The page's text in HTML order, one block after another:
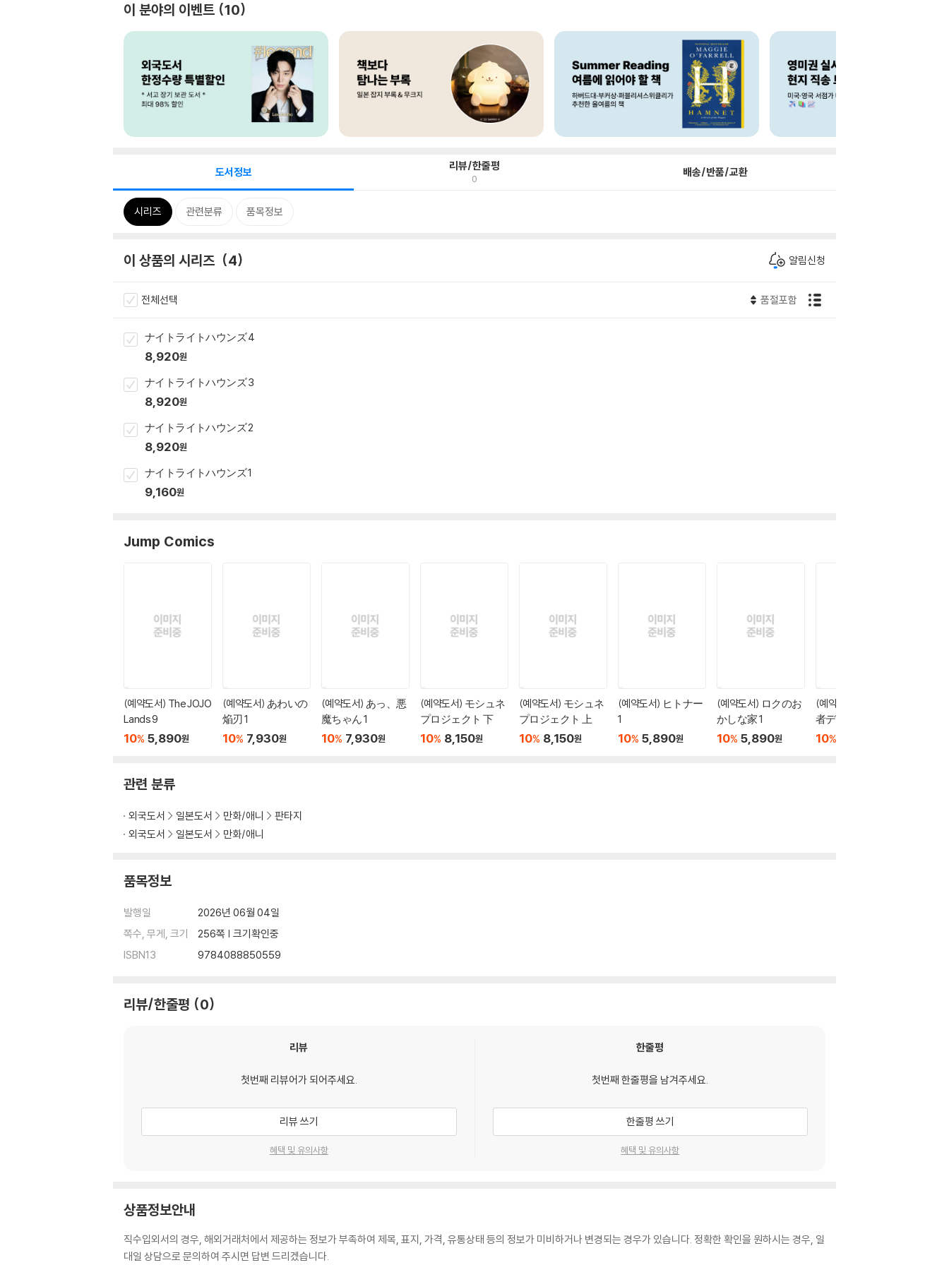
이 분야의 이벤트 10
도서정보 리뷰/한줄평
0 배송/반품/교환
시리즈 관련분류 품목정보
이 상품의 시리즈 4 알림신청
전체선택 품절포함
ナイトライトハウンズ 4
8,920원
ナイトライトハウンズ 3
8,920원
ナイトライトハウンズ 2
8,920원
ナイトライトハウンズ 1
9,160원
Jump Comics
(예약도서) The JOJO
Lands 9
10% 5,890원
(예약도서) あわいの
焔刃 1
10% 7,930원
(예약도서) あっ、悪
魔ちゃん 1
10% 7,930원
(예약도서) モシュネ
プロジェクト 下
10% 8,150원
(예약도서) モシュネ
プロジェクト 上
10% 8,150원
(예약도서) ヒトナー
1
10% 5,890원
(예약도서) ロクのお
かしな家 1
10% 5,890원
(예약도서) 2年B組 勇
者デストロイヤー
ず 1
10%
관련 분류
외국도서 일본도서 만화/애니
판타지
외국도서
일본도서 만화/애니
품목정보
발행일
2026년 06월 04일
쪽수, 무게, 크기
256쪽 | 크기확인중
ISBN13
9784088850559
리뷰/한줄평 0
리뷰
첫번째 리뷰어가 되어주세요.
리뷰 쓰기
혜택 및 유의사항
한줄평
첫번째 한줄평을 남겨주세요.
한줄평 쓰기
혜택 및 유의사항
상품정보안내
직수입외서의 경우, 해외거래처에서 제공하는 정보가 부족하여 제목, 표지, 가격, 유통상태 등의 정보가 미비하거나 변경되는 경우가 있습니다. 정확한 확인을 원하시는 경우, 일
대일 상담으로 문의하여 주시면 답변 드리겠습니다.